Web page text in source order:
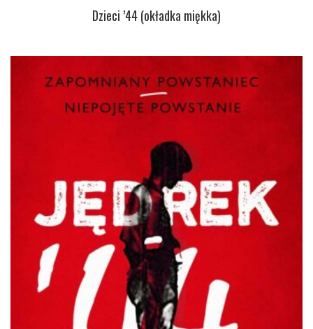
Dzieci ’44 (okładka miękka)